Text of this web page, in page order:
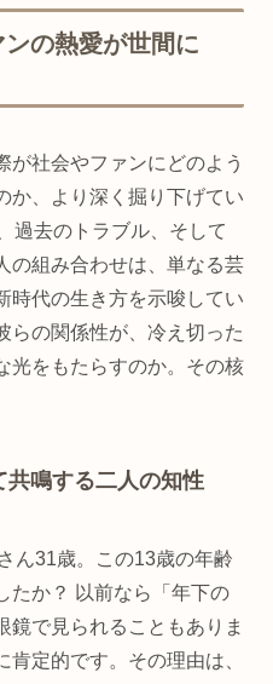
の熱愛が世間に
が社会やファンにどのよう
か、より深く掘り下げてい
過去のトラブル、そして
の組み合わせは、単なる芸
時代の生き方を示唆してい
らの関係性が、冷え切った
光をもたらすのか。その核
共鳴する二人の知性
ん31歳。この13歳の年齢
たか？ 以前なら「年下の
鏡で見られることもありま
定的です。その理由は、